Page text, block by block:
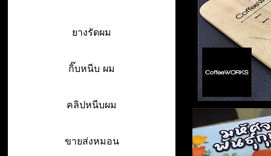
ยางรัดผม
กิ๊บหนีบ ผม
คลิปหนีบผม
ขายส่งหมอน